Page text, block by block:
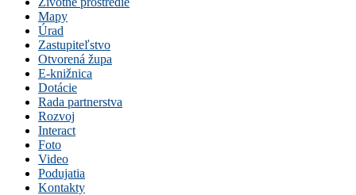
Mapy
Úrad
Zastupiteľstvo
Otvorená župa
E-knižnica
Dotácie
Rada partnerstva
Rozvoj
Interact
Foto
Video
Podujatia
Kontakty